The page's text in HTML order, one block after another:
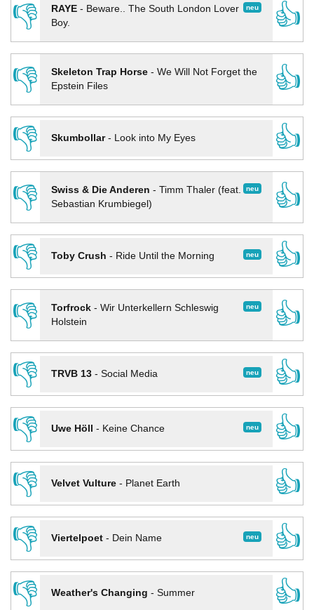
👎
neu
RAYE- Beware.. The South London Lover
Boy.
👍
👎 Skeleton Trap Horse- We Will Not Forget the
Epstein Files
👍
👎
Skumbollar- Look into My Eyes
👍
👎
neu
Swiss & Die Anderen - Timm Thaler (feat.
Sebastian Krumbiegel)
👍
👎
neu
Toby Crush - Ride Until the Morning
👍
👎
neu
Torfrock- Wir Unterkellern Schleswig
Holstein
👍
👎
neu
TRVB 13- Social Media
👍
👎
neu
Uwe Höll - Keine Chance
👍
👎
Velvet Vulture- Planet Earth
👍
👎
neu
Viertelpoet- Dein Name
👍
👎
Weather's Changing - Summer
👍